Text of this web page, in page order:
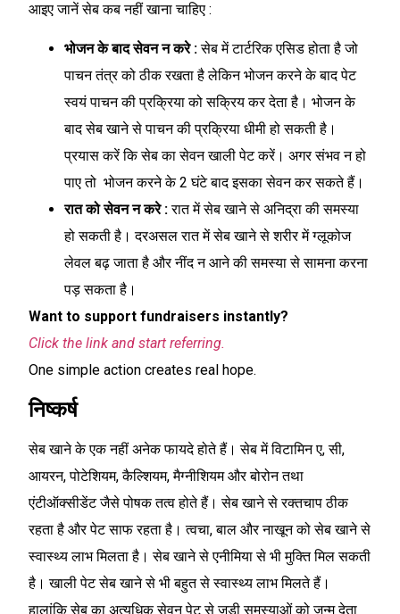
आइए जानें सेब कब नहीं खाना चाहिए :
भोजन के बाद सेवन न करे :सेब में टार्टरिक एसिड होता है जो
पाचन तंत्र को ठीक रखता है लेकिन भोजन करने के बाद पेट
स्वयं पाचन की प्रक्रिया को सक्रिय कर देता है। भोजन के
बाद सेब खाने से पाचन की प्रक्रिया धीमी हो सकती है।
प्रयास करें कि सेब का सेवन खाली पेट करें। अगर संभव न हो
पाए तो भोजन करने के 2 घंटे बाद इसका सेवन कर सकते हैं।
रात को सेवन न करे :रात में सेब खाने से अनिद्रा की समस्या
हो सकती है। दरअसल रात में सेब खाने से शरीर में ग्लूकोज
लेवल बढ़ जाता है और नींद न आने की समस्या से सामना करना
पड़ सकता है।
Want to support fundraisers instantly?
Click the link and start referring.
One simple action creates real hope.
निष्कर्ष
सेब खाने के एक नहीं अनेक फायदे होते हैं। सेब में विटामिन ए, सी,
आयरन, पोटेशियम, कैल्शियम, मैग्नीशियम और बोरोन तथा
एंटीऑक्सीडेंट जैसे पोषक तत्व होते हैं। सेब खाने से रक्तचाप ठीक
रहता है और पेट साफ रहता है। त्वचा, बाल और नाखून को सेब खाने से
स्वास्थ्य लाभ मिलता है। सेब खाने से एनीमिया से भी मुक्ति मिल सकती
है। खाली पेट सेब खाने से भी बहुत से स्वास्थ्य लाभ मिलते हैं।
हालांकि सेब का अत्यधिक सेवन पेट से जुड़ी समस्याओं को जन्म देता